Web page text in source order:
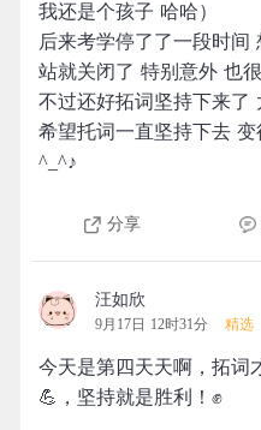
我还是个孩子 哈哈）
后来考学停了了一段时间
站就关闭了 特别意外 也
不过还好拓词坚持下来了
希望托词一直坚持下去
^_^♪
分享
汪如欣
9月17日 12时31分 精选
今天是第四天天啊，拓词
💪，坚持就是胜利！✊